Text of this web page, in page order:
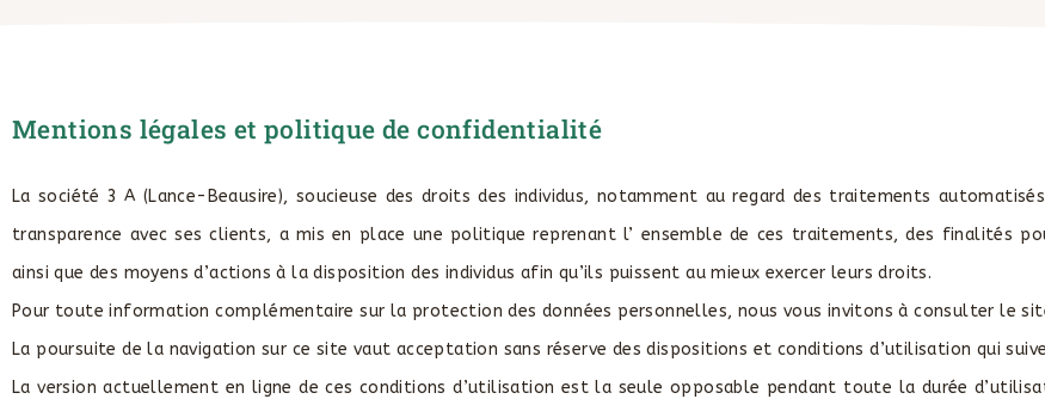
Mentions légales et politique de confidentialité
La société 3 A (Lance-Beausire), soucieuse des droits des individus, notamment au regard des traitements
transparence avec ses clients, a mis en place une politique reprenant l’ ensemble de ces traitements, des finalités
ainsi que des moyens d’actions à la disposition des individus afin qu’ils puissent au mieux exercer leurs droits.
Pour toute information complémentaire sur la protection des données personnelles, nous vous invitons à consulter le
La poursuite de la navigation sur ce site vaut acceptation sans réserve des dispositions et conditions d’utilisation qui
La version actuellement en ligne de ces conditions d’utilisation est la seule opposable pendant toute la durée